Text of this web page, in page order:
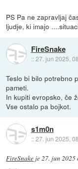
PS Pa ne zapravljaj
ljudje, ki imajo
FireSnake
::27. jun 2025,
Teslo bi bilo potrebno
pameti.
In kupiti evropsko, če
Vse ostalo pa bojkot.
s1m0n
::27. jun 2025,
FireSnake je27. jun 2025